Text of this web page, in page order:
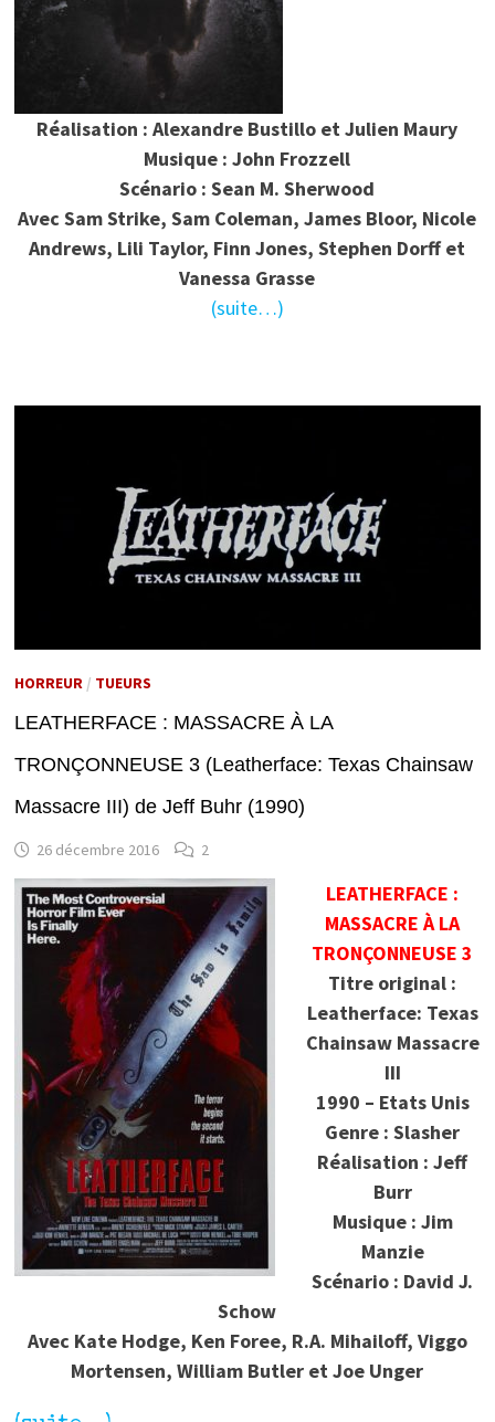
Réalisation : Alexandre Bustillo et Julien Maury
Musique : John Frozzell
Scénario : Sean M. Sherwood
Avec Sam Strike, Sam Coleman, James Bloor, Nicole
Andrews, Lili Taylor, Finn Jones, Stephen Dorff et
Vanessa Grasse
(suite…)
HORREUR/ TUEURS
LEATHERFACE : MASSACRE À LA
TRONÇONNEUSE 3 (Leatherface: Texas Chainsaw
Massacre III) de Jeff Buhr (1990)
26 décembre 2016 2
LEATHERFACE :
MASSACRE À LA
TRONÇONNEUSE 3
Titre original :
Leatherface: Texas
Chainsaw Massacre
III
1990 – Etats Unis
Genre : Slasher
Réalisation : Jeff
Burr
Musique : Jim
Manzie
Scénario : David J.
Schow
Avec Kate Hodge, Ken Foree, R.A. Mihailoff, Viggo
Mortensen, William Butler et Joe Unger